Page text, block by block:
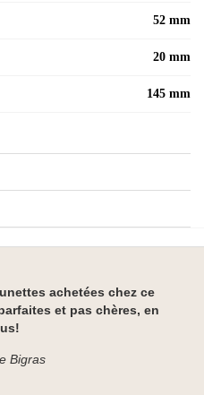
52 mm
20 mm
145 mm
achetées chez ce
et pas chères, en
Bigras